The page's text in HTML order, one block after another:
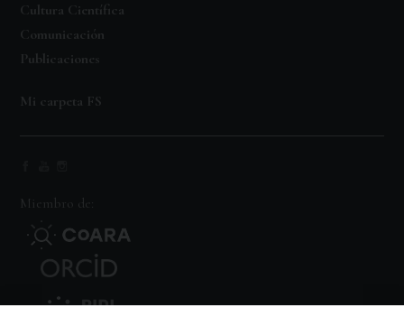
Cultura Científica
Comunicación
Publicaciones
Mi carpeta FS
Miembro de: